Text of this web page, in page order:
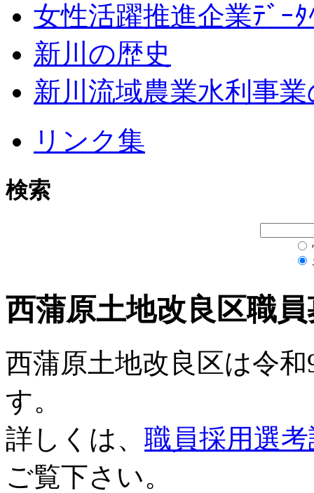
女性活躍推進企業ﾃﾞｰﾀ
新川の歴史
新川流域農業水利事
リンク集
検索
西蒲原土地改良区職
西蒲原土地改良区は令
す。
詳しくは、 職員採用選
ご覧下さい。